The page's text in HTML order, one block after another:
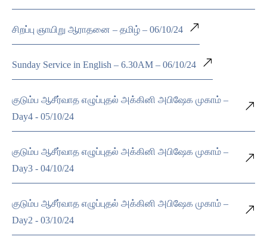
சிறப்பு ஞாயிறு ஆராதனை – தமிழ் – 06/10/24
Sunday Service in English – 6.30AM – 06/10/24
குடும்ப ஆசீர்வாத எழுப்புதல் அக்கினி அபிஷேக முகாம் –
Day4 - 05/10/24
குடும்ப ஆசீர்வாத எழுப்புதல் அக்கினி அபிஷேக முகாம் –
Day3 - 04/10/24
குடும்ப ஆசீர்வாத எழுப்புதல் அக்கினி அபிஷேக முகாம் –
Day2 - 03/10/24